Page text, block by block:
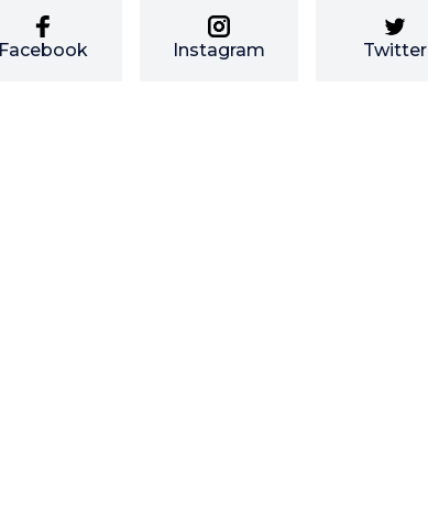
Facebook Instagram Twitter